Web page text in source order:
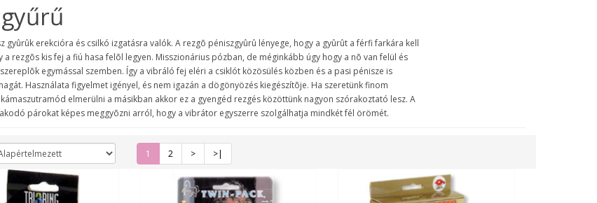
gyûrûk erekcióra és csilkó izgatásra valók. A rezgõ péniszgyûrû lényege, hogy a gyûrût a férfi farkára kell
a rezgõs kis fej a fiú hasa felõl legyen. Misszionárius pózban, de méginkább úgy hogy a nõ van felül és
egymással szemben. Így a vibráló fej eléri a csiklót közösülés közben és a pasi pénisze is
Használata figyelmet igényel, és nem igazán a dögönyözés kiegészítõje. Ha szeretünk finom
elmerülni a másikban akkor ez a gyengéd rezgés közöttünk nagyon szórakoztató lesz. A
párokat képes meggyõzni arról, hogy a vibrátor egyszerre szolgálhatja mindkét fél örömét.
1 2 > >|